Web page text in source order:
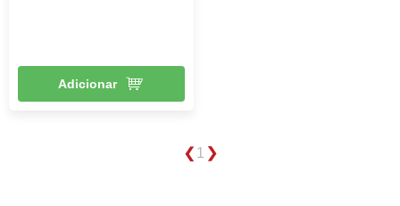
Adicionar
1